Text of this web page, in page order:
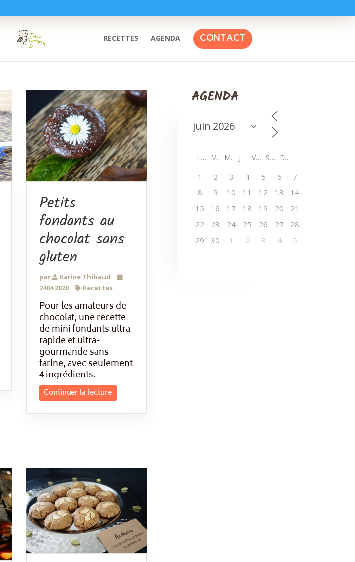
RECETTES AGENDA CONTACT
Petits
fondants au
chocolat sans
gluten
par
Karine Thibaud
2404 2020
Recettes
Pour les amateurs de
chocolat, une recette
de mini fondants ultra-
rapide et ultra-
gourmande sans
farine, avec seulement
4 ingrédients.
Continuer la lecture
AGENDA
L M M J V S D
1 2 3 4 5 6
7
8
9 10 11 12 13
14
15
16 17 18 19 20
21
22
23 24 25 26 27
28
29
30 1 2 3 4 5